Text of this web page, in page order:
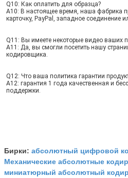
Q10: Как оплатить для образца?
A10: В настоящее время, наша фабрика
карточку, PayPal, западное соединение
Q11: Вы имеете некоторые видео ваших
A11: Да, вы смогли посетить нашу
кодировщика.
Q12: Что ваша политика гарантии
A12: гарантия 1 года качественная и
поддержки.
Бирки: абсолютный цифровой
Механические абсолютные
миниатюрный абсолютный